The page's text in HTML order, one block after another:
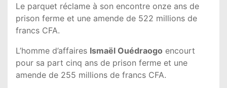
Le parquet réclame à son encontre onze ans de
prison ferme et une amende de 522 millions de
francs CFA.
L’homme d’affaires Ismaël Ouédraogo encourt
pour sa part cinq ans de prison ferme et une
amende de 255 millions de francs CFA.